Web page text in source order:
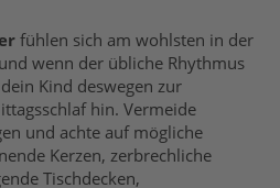
fühlen sich am wohlsten in der
wenn der übliche Rhythmus
Kind deswegen zur
hin. Vermeide
und achte auf mögliche
Kerzen, zerbrechliche
Tischdecken,